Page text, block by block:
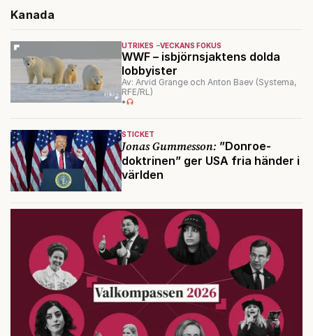
Kanada
UTRIKES VECKANS FOKUS
WWF – isbjörnsjaktens dolda
lobbyister
Av: Arvid Grange och Anton Baev (Systema,
RFE/RL)
•
STICKET
Jonas Gummesson: ”Donroe-
doktrinen” ger USA fria händer i
världen